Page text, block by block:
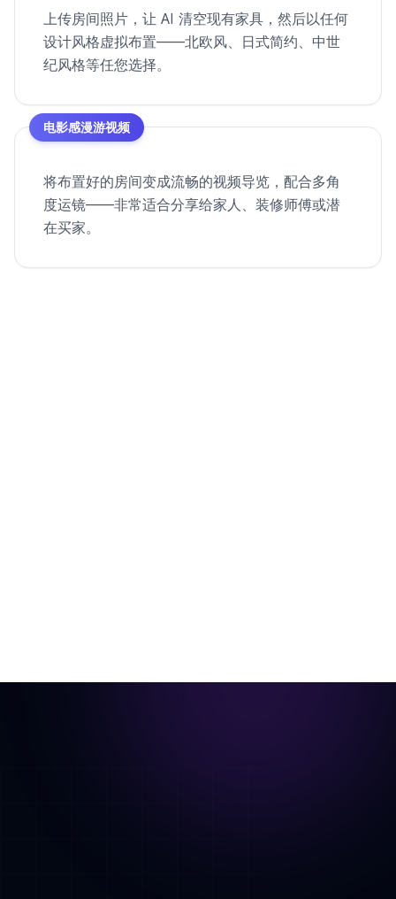
上传房间照片，让 AI 清空现有家具，然后以任何
设计风格虚拟布置——北欧风、日式简约、中世
纪风格等任您选择。
电影感漫游视频
将布置好的房间变成流畅的视频导览，配合多角
度运镜——非常适合分享给家人、装修师傅或潜
在买家。